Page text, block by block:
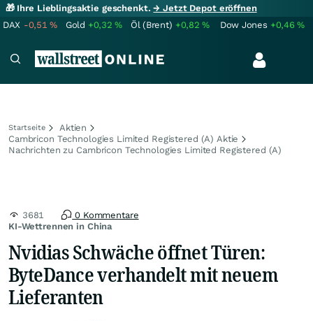
🎁 Ihre Lieblingsaktie geschenkt.→ Jetzt Depot eröffnen
DAX -0,51% Gold +0,32% Öl (Brent) +0,82% Dow Jones +0,46%
Startseite
Aktien
Cambricon Technologies Limited Registered (A) Aktie
Nachrichten zu Cambricon Technologies Limited Registered (A)
KI-Wettrennen in China
3681 0 Kommentare
Nvidias Schwäche öffnet Türen:
ByteDance verhandelt mit neuem
Lieferanten